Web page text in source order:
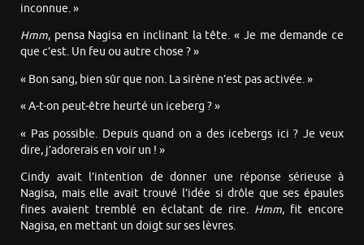
inconnue. »
Hmm, pensa Nagisa en inclinant la tête. « Je me demande ce
que c’est. Un feu ou autre chose ? »
« Bon sang, bien sûr que non. La sirène n’est pas activée. »
« A-t-on peut-être heurté un iceberg ? »
« Pas possible. Depuis quand on a des icebergs ici ? Je veux
dire, j’adorerais en voir un ! »
Cindy avait l’intention de donner une réponse sérieuse à
Nagisa, mais elle avait trouvé l’idée si drôle que ses épaules
fines avaient tremblé en éclatant de rire. Hmm, fit encore
Nagisa, en mettant un doigt sur ses lèvres.